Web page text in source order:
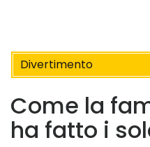
Divertimento
Come la
ha fatto i